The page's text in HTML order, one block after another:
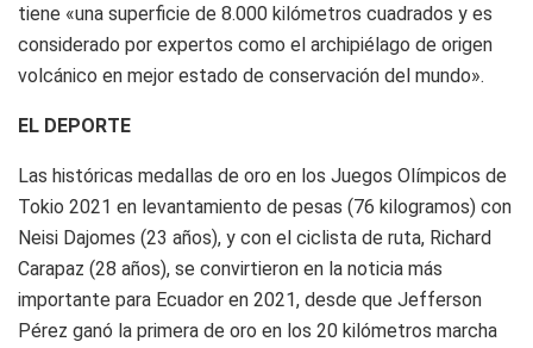
tiene «una superficie de 8.000 kilómetros cuadrados y es
considerado por expertos como el archipiélago de origen
volcánico en mejor estado de conservación del mundo».
EL DEPORTE
Las históricas medallas de oro en los Juegos Olímpicos de
Tokio 2021 en levantamiento de pesas (76 kilogramos) con
Neisi Dajomes (23 años), y con el ciclista de ruta, Richard
Carapaz (28 años), se convirtieron en la noticia más
importante para Ecuador en 2021, desde que Jefferson
Pérez ganó la primera de oro en los 20 kilómetros marcha